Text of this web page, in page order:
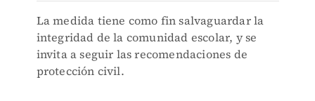
La medida tiene como fin salvaguardar la
integridad de la comunidad escolar, y se
invita a seguir las recomendaciones de
protección civil.